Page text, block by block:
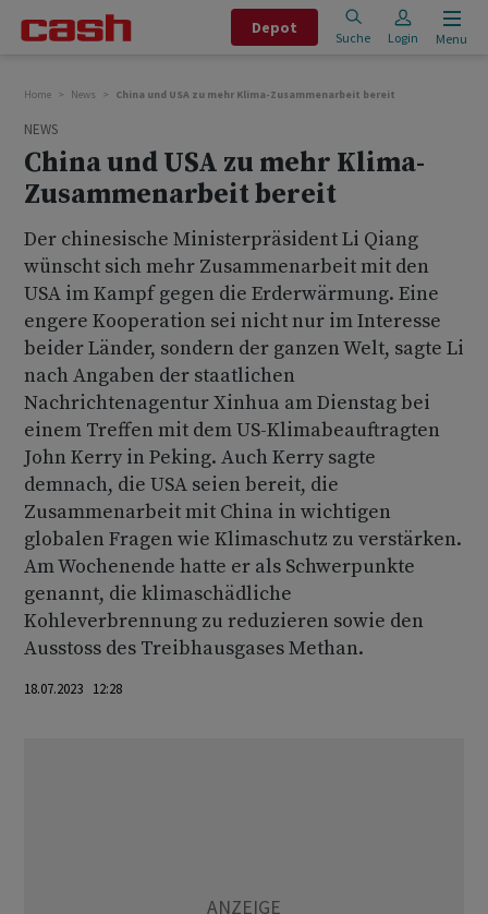
Depot
Suche Login Menu
Home News China und USA zu mehr Klima-Zusammenarbeit bereit
NEWS
China und USA zu mehr Klima-
Zusammenarbeit bereit
Der chinesische Ministerpräsident Li Qiang
wünscht sich mehr Zusammenarbeit mit den
USA im Kampf gegen die Erderwärmung. Eine
engere Kooperation sei nicht nur im Interesse
beider Länder, sondern der ganzen Welt, sagte Li
nach Angaben der staatlichen
Nachrichtenagentur Xinhua am Dienstag bei
einem Treffen mit dem US-Klimabeauftragten
John Kerry in Peking. Auch Kerry sagte
demnach, die USA seien bereit, die
Zusammenarbeit mit China in wichtigen
globalen Fragen wie Klimaschutz zu verstärken.
Am Wochenende hatte er als Schwerpunkte
genannt, die klimaschädliche
Kohleverbrennung zu reduzieren sowie den
Ausstoss des Treibhausgases Methan.
18.07.2023 12:28